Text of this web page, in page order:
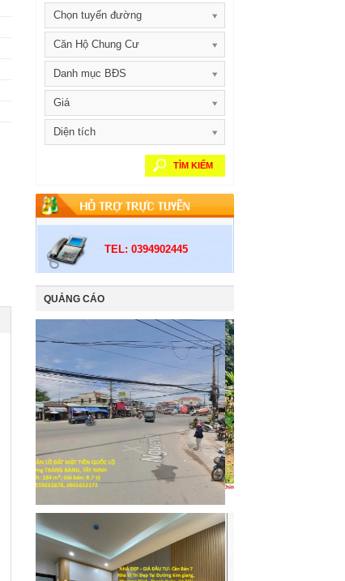
Chọn tuyến đường
Căn Hộ Chung Cư
Danh mục BĐS
Giá
Diện tích
TÌM KIẾM
TEL: 0394902445
QUẢNG CÁO